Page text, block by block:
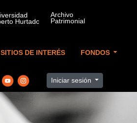
SITIOS DE INTERÉS FONDOS
Iniciar sesión